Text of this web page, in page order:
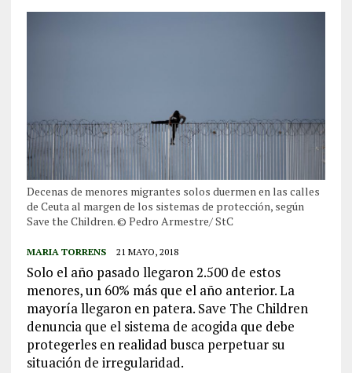
Decenas de menores migrantes solos duermen en las calles
de Ceuta al margen de los sistemas de protección, según
Save the Children. © Pedro Armestre/ StC
MARIA TORRENS 21 MAYO, 2018
Solo el año pasado llegaron 2.500 de estos
menores, un 60% más que el año anterior. La
mayoría llegaron en patera. Save The Children
denuncia que el sistema de acogida que debe
protegerles en realidad busca perpetuar su
situación de irregularidad.